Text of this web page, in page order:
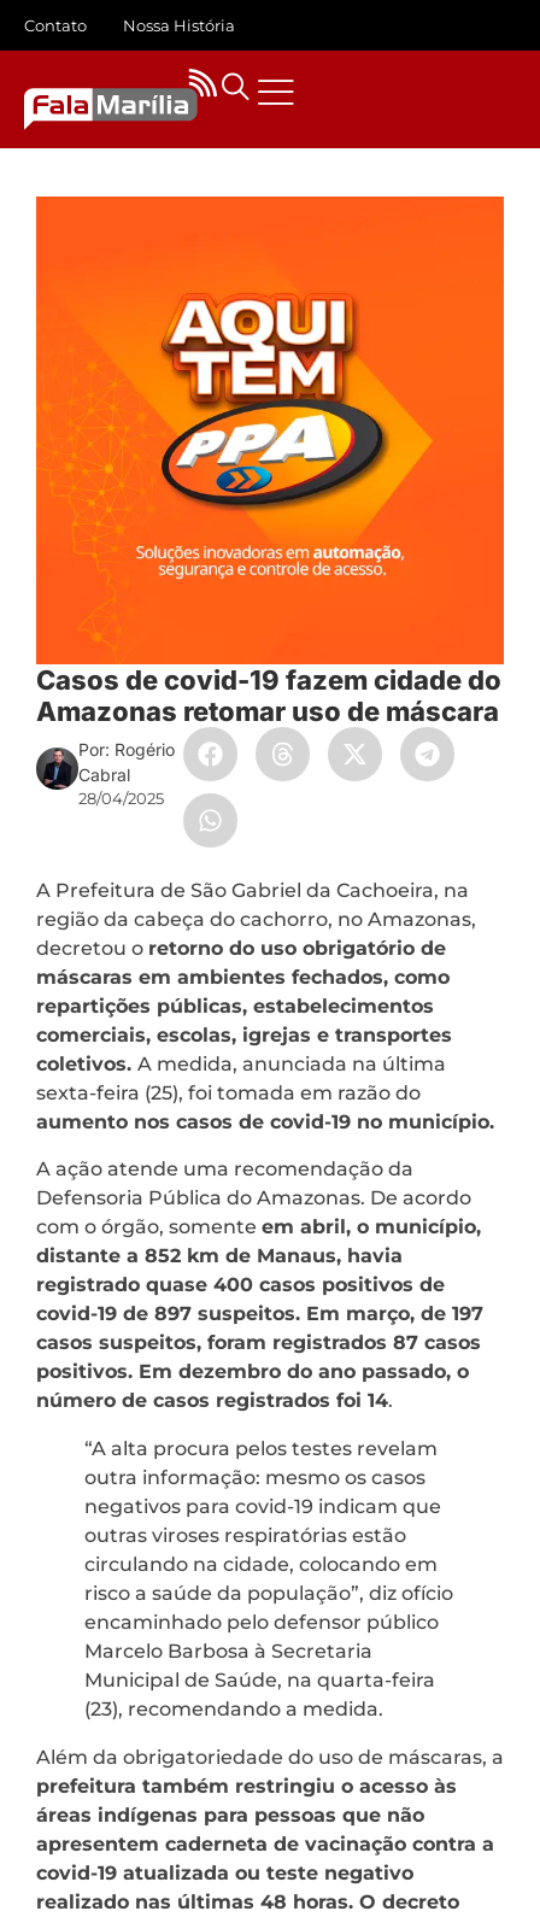
Contato Nossa História
Casos de covid-19 fazem cidade do
Amazonas retomar uso de máscara
Por: Rogério
Cabral
28/04/2025
A Prefeitura de São Gabriel da Cachoeira, na
região da cabeça do cachorro, no Amazonas,
decretou o retorno do uso obrigatório de
máscaras em ambientes fechados, como
repartições públicas, estabelecimentos
comerciais, escolas, igrejas e transportes
coletivos. A medida, anunciada na última
sexta-feira (25), foi tomada em razão do
aumento nos casos de covid-19 no município.
A ação atende uma recomendação da
Defensoria Pública do Amazonas. De acordo
com o órgão, somente em abril, o município,
distante a 852 km de Manaus, havia
registrado quase 400 casos positivos de
covid-19 de 897 suspeitos. Em março, de 197
casos suspeitos, foram registrados 87 casos
positivos. Em dezembro do ano passado, o
número de casos registrados foi 14.
“A alta procura pelos testes revelam
outra informação: mesmo os casos
negativos para covid-19 indicam que
outras viroses respiratórias estão
circulando na cidade, colocando em
risco a saúde da população”, diz ofício
encaminhado pelo defensor público
Marcelo Barbosa à Secretaria
Municipal de Saúde, na quarta-feira
(23), recomendando a medida.
Além da obrigatoriedade do uso de máscaras, a
prefeitura também restringiu o acesso às
áreas indígenas para pessoas que não
apresentem caderneta de vacinação contra a
covid-19 atualizada ou teste negativo
realizado nas últimas 48 horas. O decreto